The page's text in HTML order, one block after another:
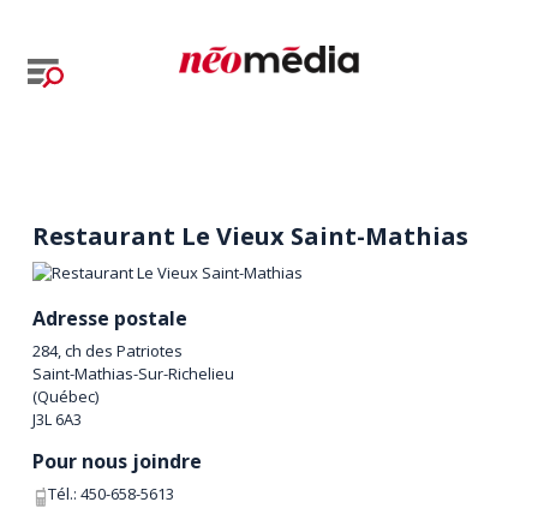
Restaurant Le Vieux Saint-Mathias
Adresse postale
284, ch des Patriotes
Saint-Mathias-Sur-Richelieu
(Québec)
J3L 6A3
Pour nous joindre
Tél.:450-658-5613